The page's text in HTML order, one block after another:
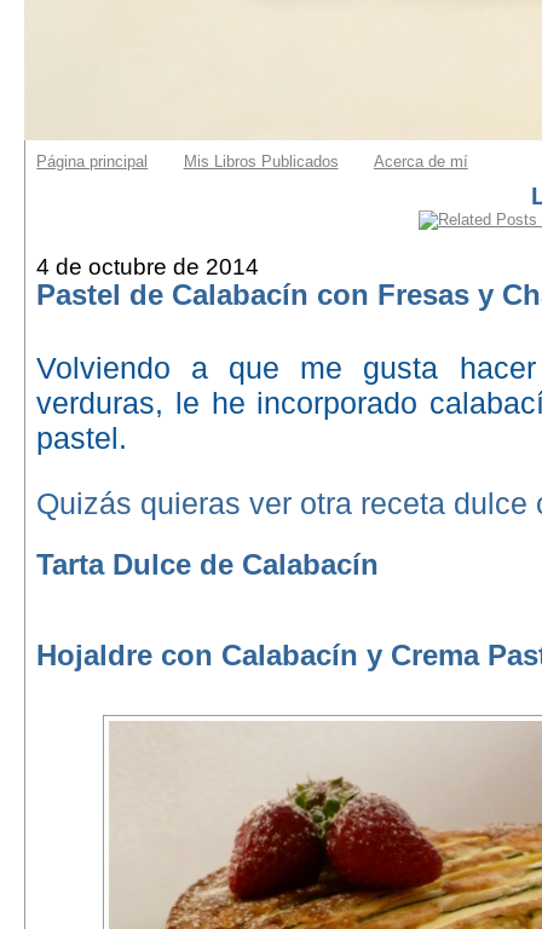
Página principal Mis Libros Publicados Acerca de mí
4 de octubre de 2014
Pastel de Calabacín con Fresas y
Volviendo a que me gusta
verduras, le he incorporado
pastel.
Quizás quieras ver otra receta
Tarta Dulce de Calabacín
Hojaldre con Calabacín y Crema